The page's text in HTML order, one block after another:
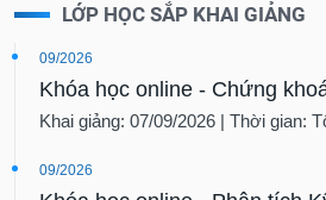
LỚP HỌC SẮP KHAI GIẢNG
09/2026
Khóa học online - Chứng
Khai giảng: 07/09/2026 | Thời gian:
09/2026